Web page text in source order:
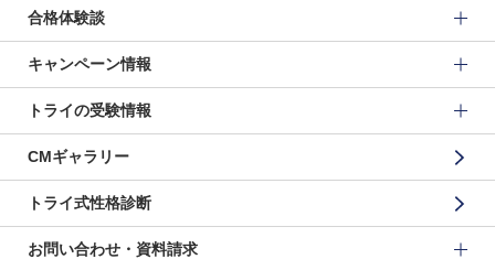
合格体験談
キャンペーン情報
トライの受験情報
CMギャラリー
トライ式性格診断
お問い合わせ・資料請求